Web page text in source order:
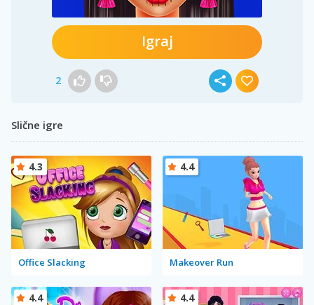
Igraj
2
Slične igre
Office Slacking
4.3
Makeover Run
4.4
4.4 4.4